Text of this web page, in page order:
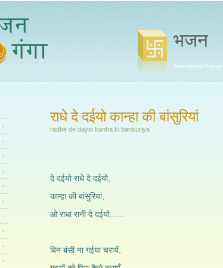
भजन
Devotional Songs
राधे दे दईयो कान्हा की बांसुरियां
radhe de dayio kanha ki bansuriya
दे दईयो राधे दे दईयो,
कान्हा की बांसुरियां,
ओ राधा रानी दे दईयो......
बिन बंसी ना गईया चरायें,